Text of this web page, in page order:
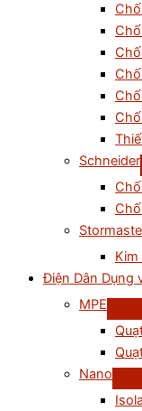
Schneider
Kim
Điện Dân Dụng
MPE
Nano